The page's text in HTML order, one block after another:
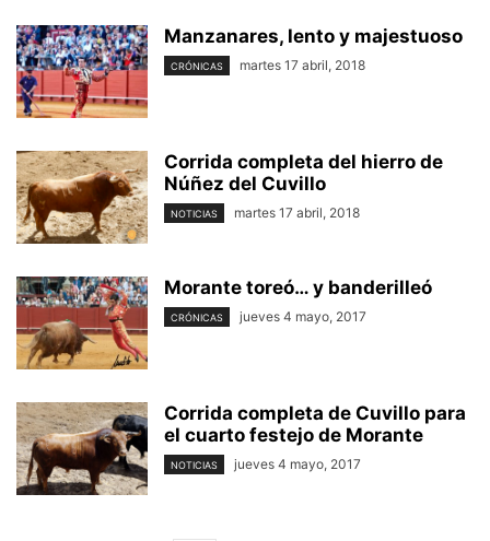
Manzanares, lento y majestuoso
CRÓNICAS martes 17 abril, 2018
Corrida completa del hierro de
Núñez del Cuvillo
NOTICIAS martes 17 abril, 2018
Morante toreó… y banderilleó
CRÓNICAS jueves 4 mayo, 2017
Corrida completa de Cuvillo para
el cuarto festejo de Morante
NOTICIAS jueves 4 mayo, 2017